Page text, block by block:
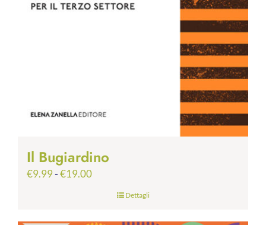
Il Bugiardino
€9.99-€19.00Fascia
prezzo:
Dettagli